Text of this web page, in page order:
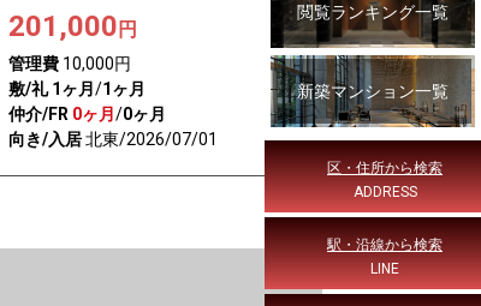
201,000 円
管理費 10,000円
敷/礼 1ヶ月/1ヶ月
仲介/FR 0ヶ月/0ヶ月
向き/入居北東/2026/07/01
閲覧ランキング一覧
新築マンション一覧
区・住所から検索
ADDRESS
駅・沿線から検索
LINE